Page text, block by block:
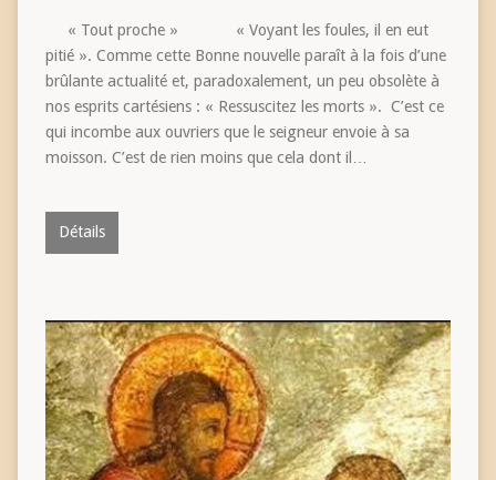
« Tout proche » « Voyant les foules, il en eut
pitié ». Comme cette Bonne nouvelle paraît à la fois d’une
brûlante actualité et, paradoxalement, un peu obsolète à
nos esprits cartésiens : « Ressuscitez les morts ». C’est ce
qui incombe aux ouvriers que le seigneur envoie à sa
moisson. C’est de rien moins que cela dont il…
Détails